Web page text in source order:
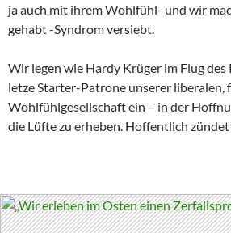
ja auch mit ihrem Wohlfühl- und wir
gehabt -Syndrom versiebt.
Wir legen wie Hardy Krüger im Flug des
letze Starter-Patrone unserer liberalen,
Wohlfühlgesellschaft ein – in der
die Lüfte zu erheben. Hoffentlich zündet